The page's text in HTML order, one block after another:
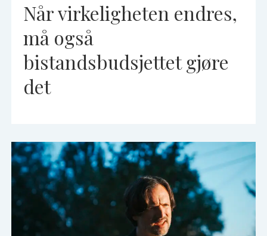
Når virkeligheten endres,
må også
bistandsbudsjettet gjøre
det